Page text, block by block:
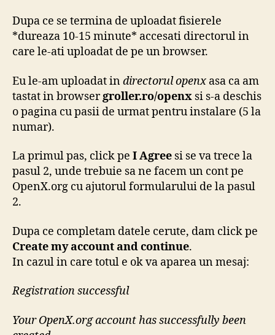
Dupa ce se termina de uploadat fisierele
*dureaza 10-15 minute* accesati directorul in
care le-ati uploadat de pe un browser.
Eu le-am uploadat indirectorul openx asa ca am
tastat in browsergroller.ro/openx si s-a deschis
o pagina cu pasii de urmat pentru instalare (5 la
numar).
La primul pas, click pe I Agree si se va trece la
pasul 2, unde trebuie sa ne facem un cont pe
OpenX.org cu ajutorul formularului de la pasul
2.
Dupa ce completam datele cerute, dam click pe
Create my account and continue.
In cazul in care totul e ok va aparea un mesaj:
Registration successful
Your OpenX.org account has successfully been